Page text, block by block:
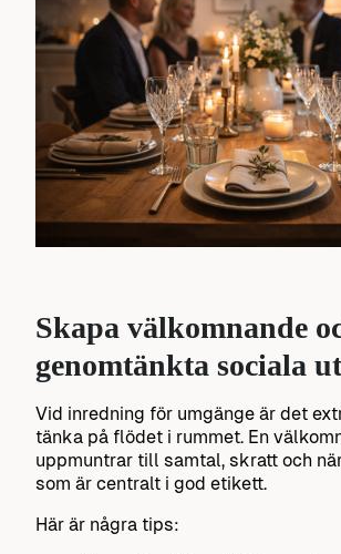
Skapa välkomnande
genomtänkta sociala
Vid inredning för umgänge är det
tänka på flödet i rummet. En
uppmuntrar till samtal, skratt och
som är centralt i god etikett.
Här är några tips: